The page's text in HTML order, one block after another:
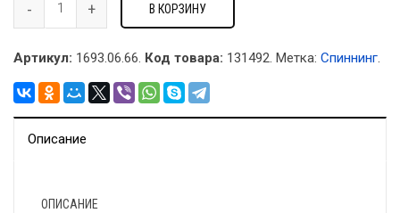
В КОРЗИНУ
Артикул: 1693.06.66. Код товара: 131492. Метка: Спиннинг.
Описание
ОПИСАНИЕ